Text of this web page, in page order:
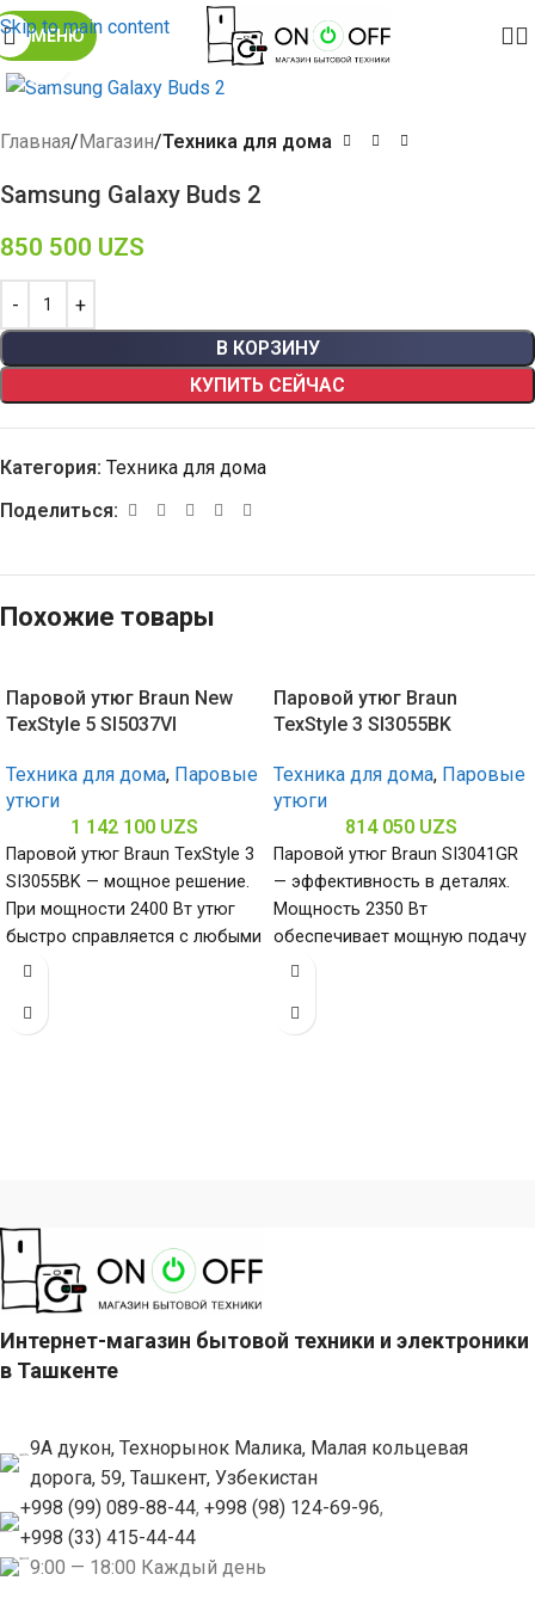
Skip to main content
МЕНЮ
Click to enlarge
Главная Магазин Техника для дома
Samsung Galaxy Buds 2
850 500 UZS
В КОРЗИНУ
КУПИТЬ СЕЙЧАС
Категория: Техника для дома
Поделиться:
Похожие товары
Паровой утюг Braun New
TexStyle 5 SI5037VI
Техника для дома, Паровые
утюги
1 142 100 UZS
Паровой утюг Braun TexStyle 3
SI3055BK — мощное решение.
При мощности 2400 Вт утюг
быстро справляется с любыми
складками, керамическая
Паровой утюг Braun
TexStyle 3 SI3055BK
Техника для дома, Паровые
утюги
814 050 UZS
Паровой утюг Braun SI3041GR
— эффективность в деталях.
Мощность 2350 Вт
обеспечивает мощную подачу
пара, а керамическая
плавное
Интернет-магазин бытовой техники и электроники
в Ташкенте
9А дукон, Технорынок Малика, Малая кольцевая
дорога, 59, Ташкент, Узбекистан
+998 (99) 089-88-44, +998 (98) 124-69-96,
+998 (33) 415-44-44
9:00 — 18:00 Каждый день